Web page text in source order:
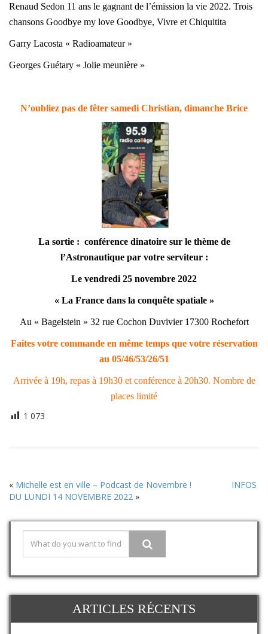
Renaud Sedon 11 ans le gagnant de l’émission la vie 2022. Trois
chansons Goodbye my love Goodbye, Vivre et Chiquitita
Garry Lacosta « Radioamateur »
Georges Guétary « Jolie meunière »
N’oubliez pas de fêter samedi Christian, dimanche Brice
La sortie : conférence dinatoire sur le thème de
l’Astronautique par votre serviteur :
Le vendredi 25 novembre 2022
« La France dans la conquête spatiale »
Au « Bagelstein » 32 rue Cochon Duvivier 17300 Rochefort
Faites votre commande en même temps que votre réservation
au 05/46/53/26/51
Arrivée à 19h, repas à 19h30 et conférence à 20h30. Nombre de
places limité
1 073
« Michelle est en ville – Podcast de Novembre !
INFOS
DU LUNDI 14 NOVEMBRE 2022 »
ARTICLES RÉCENTS